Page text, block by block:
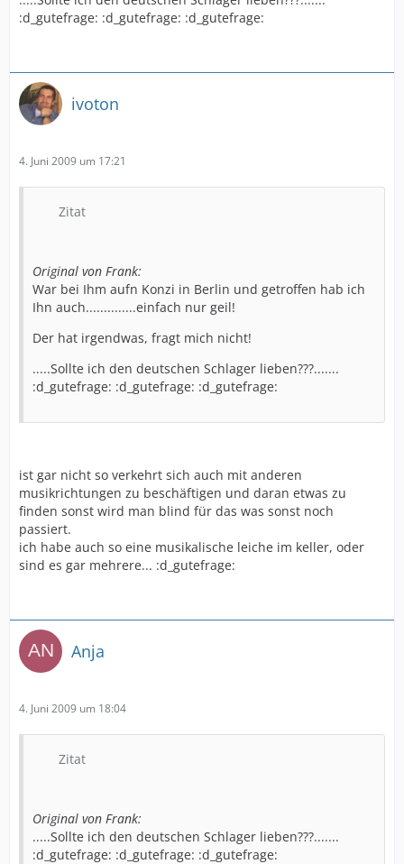
:d_gutefrage: :d_gutefrage: :d_gutefrage:
ivoton
4. Juni 2009 um 17:21
Zitat
Original von Frank:
War bei Ihm aufn Konzi in Berlin und getroffen hab ich
Ihn auch..............einfach nur geil!
Der hat irgendwas, fragt mich nicht!
.....Sollte ich den deutschen Schlager lieben???.......
:d_gutefrage: :d_gutefrage: :d_gutefrage:
ist gar nicht so verkehrt sich auch mit anderen
musikrichtungen zu beschäftigen und daran etwas zu
finden sonst wird man blind für das was sonst noch
passiert.
ich habe auch so eine musikalische leiche im keller, oder
sind es gar mehrere... :d_gutefrage:
Anja
4. Juni 2009 um 18:04
Zitat
Original von Frank:
.....Sollte ich den deutschen Schlager lieben???.......
:d_gutefrage: :d_gutefrage: :d_gutefrage: